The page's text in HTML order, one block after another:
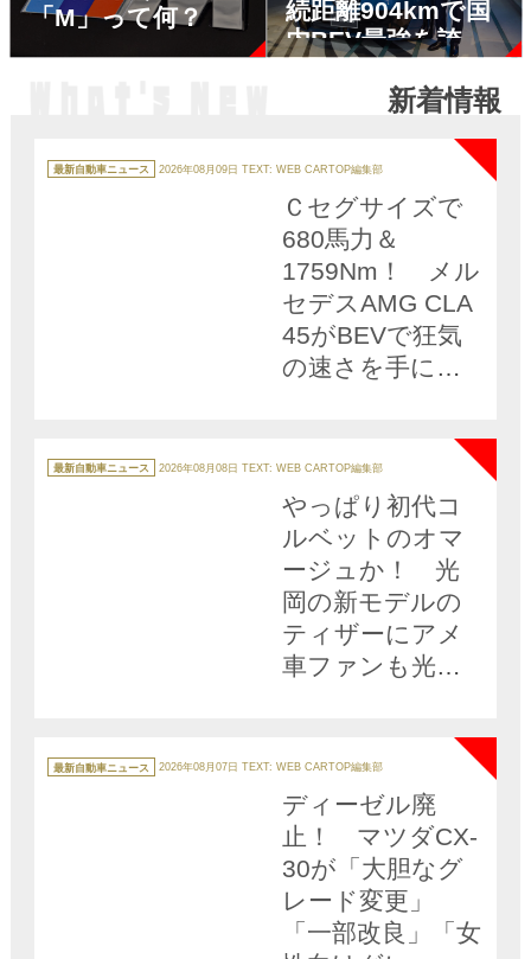
「M」って何？
続距離904kmで国
内BEV最強を誇る
うとう日本発表
新着情報
テ
ゴ
最新自動車ニュース 2026年08月09日 TEXT: WEB CARTOP編集部
NEW
Ｃセグサイズで
680馬力＆
1759Nm！ メル
セデスAMG CLA
45がBEVで狂気
の速さを手に入
テ
ゴ
最新自動車ニュース 2026年08月08日 TEXT: WEB CARTOP編集部
やっぱり初代コ
ルベットのオマ
ージュか！ 光
岡の新モデルの
ティザーにアメ
車ファンも光岡
カ
テ
ゴ
最新自動車ニュース 2026年08月07日 TEXT: WEB CARTOP編集部
ディーゼル廃
止！ マツダCX-
30が「大胆なグ
レード変更」
「一部改良」「女